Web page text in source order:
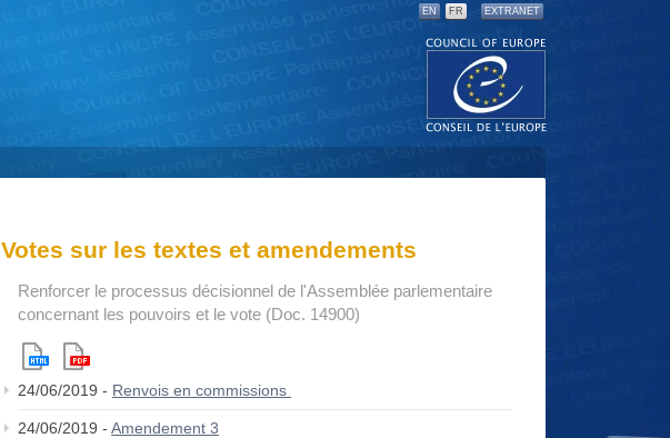
EN FR EXTRANET
Votes sur les textes et amendements
Renforcer le processus décisionnel de l'Assemblée parlementaire
concernant les pouvoirs et le vote (Doc. 14900)
24/06/2019 - Renvois en commissions
24/06/2019 - Amendement 3